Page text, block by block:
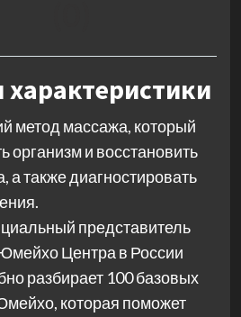
метод массажа, который
организм и восстановить
а также диагностировать
представитель
Центра в России
разбирает 100 базовых
которая поможет